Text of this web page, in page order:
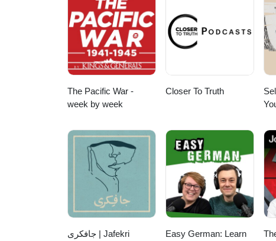
Это и многое другое – во втором
Колантонио и Петром
The Pacific War -
week by week
Closer To Truth
جافکری | Jafekri
Easy German: Learn